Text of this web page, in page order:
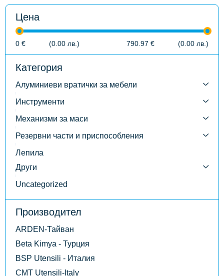
лв.)
Цена
0 € (0.00 лв. ) 790.97 € (0.00 лв. )
Категория
Алуминиеви вратички за мебели
Инструменти
Механизми за маси
Резервни части и приспособления
Лепила
Други
Uncategorized
Производител
ARDEN-Тайван
Beta Kimya - Турция
BSP Utensili - Италия
CMT Utensili-Italy